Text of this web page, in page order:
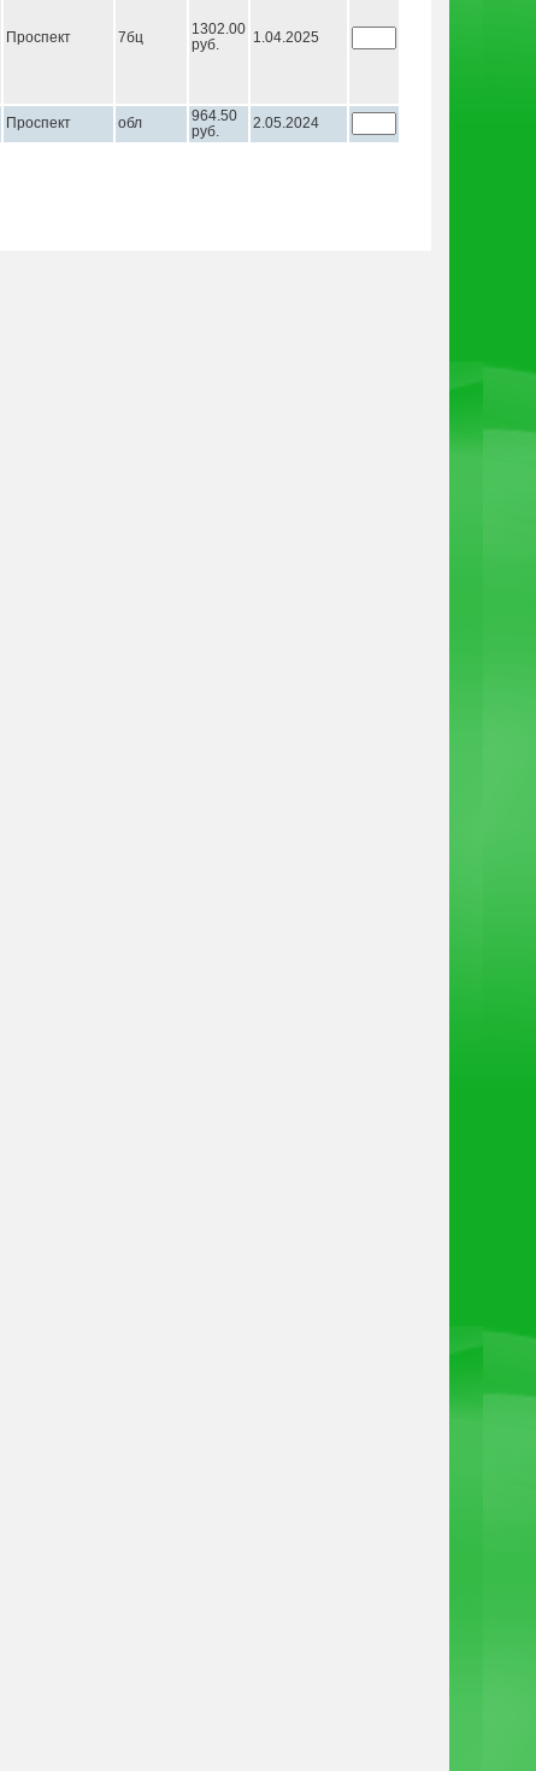
Проспект 7бц
1302.00
руб.
1.04.2025
Проспект обл
964.50
руб.
2.05.2024